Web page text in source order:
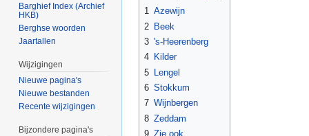
1 Azewijn
2 Beek
3 's-Heerenberg
4 Kilder
5 Lengel
6 Stokkum
7 Wijnbergen
8 Zeddam
9 Zie ook
Barghief Index (Archief
HKB)
Berghse woorden
Jaartallen
Wijzigingen
Nieuwe pagina's
Nieuwe bestanden
Recente wijzigingen
Bijzondere pagina's